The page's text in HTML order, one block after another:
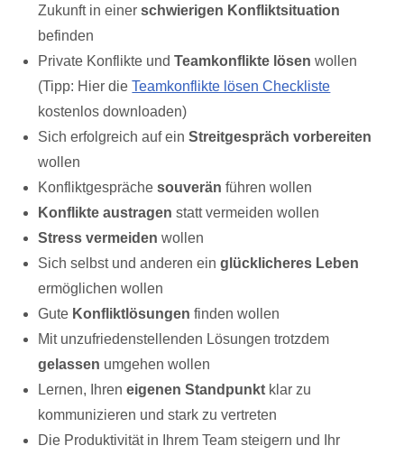
Zukunft in einer schwierigen Konfliktsituation
befinden
Private Konflikte undTeamkonflikte lösenwollen
(Tipp: Hier dieTeamkonflikte lösen Checkliste
kostenlos downloaden)
Sich erfolgreich auf einStreitgespräch vorbereiten
wollen
Konfliktgesprächesouverän führen wollen
Konflikte austragen statt vermeiden wollen
Stress vermeiden wollen
Sich selbst und anderen einglücklicheres Leben
ermöglichen wollen
Gute Konfliktlösungenfinden wollen
Mit unzufriedenstellenden Lösungen trotzdem
gelassen umgehen wollen
Lernen, Ihreneigenen Standpunkt klar zu
kommunizieren und stark zu vertreten
Die Produktivität in Ihrem Team steigern und Ihr